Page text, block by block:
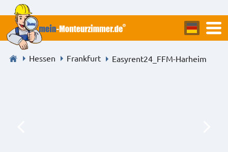
Hessen Frankfurt Easyrent24_FFM-Harheim